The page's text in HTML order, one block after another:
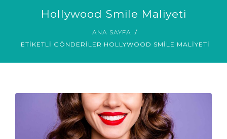
GÜLÜMSEME GALERISI
HAKKINDA
İLETIŞIM
Hollywood Smile Maliyeti
ANA SAYFA
ETIKETLI GÖNDERILER HOLLYWOOD SMILE MALIYETI